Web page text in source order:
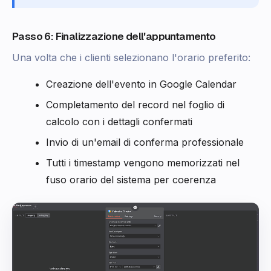
Passo 6: Finalizzazione dell'appuntamento
Una volta che i clienti selezionano l'orario preferito:
Creazione dell'evento in Google Calendar
Completamento del record nel foglio di
calcolo con i dettagli confermati
Invio di un'email di conferma professionale
Tutti i timestamp vengono memorizzati nel
fuso orario del sistema per coerenza